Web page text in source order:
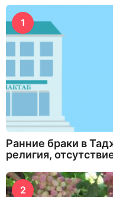
1
Ранние браки в
религия,
2